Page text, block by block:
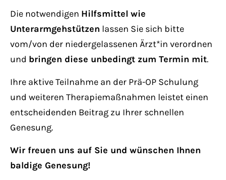
massa. Cum sociis natoque penatibus et
magnis dis parturient montes, nascetur
ridiculus mus. Donec quam felis, ultricies
Die notwendigen Hilfsmittel wie
Unterarmgehstützen lassen Sie sich bitte
vom/von der niedergelassenen Ärzt*in verordnen
und bringen diese unbedingt zum Termin mit.
Ihre aktive Teilnahme an der Prä-OP Schulung
und weiteren Therapiemaßnahmen leistet einen
entscheidenden Beitrag zu Ihrer schnellen
Genesung.
Wir freuen uns auf Sie und wünschen Ihnen
baldige Genesung!